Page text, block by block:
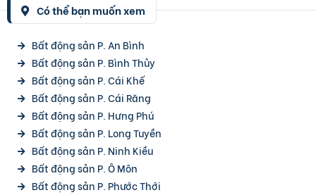
Có thể bạn muốn xem
Bất động sản P. An Bình
Bất động sản P. Bình Thủy
Bất động sản P. Cái Khế
Bất động sản P. Cái Răng
Bất động sản P. Hưng Phú
Bất động sản P. Long Tuyền
Bất động sản P. Ninh Kiều
Bất động sản P. Ô Môn
Bất động sản P. Phước Thới